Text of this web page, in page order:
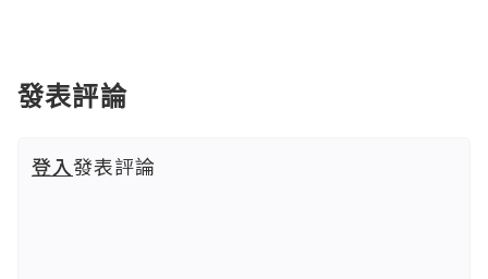
發表評論
登入發表評論